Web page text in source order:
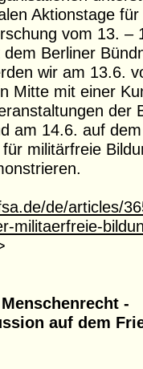
Aktionstage
vom 13. –
Berliner
wir am 13.6.
Mitte mit einer
der
am 14.6. auf
militärfreie
de/articles/
militaerfreie-
-
auf dem